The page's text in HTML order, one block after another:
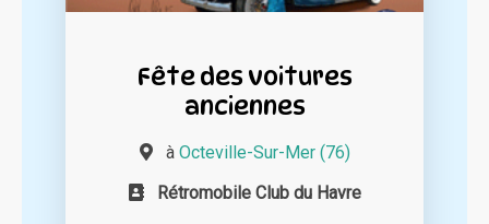
Fête des voitures
anciennes
à Octeville-Sur-Mer (76)
Rétromobile Club du Havre